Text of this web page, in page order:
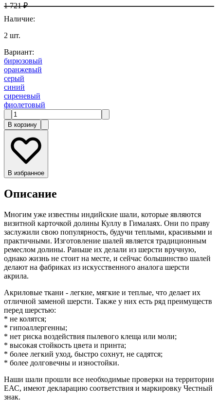
1 721 ₽
Наличие:
2 шт.
Вариант:
бирюзовый
оранжевый
серый
синий
сиреневый
фиолетовый
В корзину
В избранное
Описание
Многим уже известны индийские шали, которые являются
визитной карточкой долины Куллу в Гималаях. Они по праву
заслужили свою популярность, будучи теплыми, красивыми и
практичными. Изготовление шалей является традиционным
ремеслом долины. Раньше их делали из шерсти вручную,
однако жизнь не стоит на месте, и сейчас большинство шалей
делают на фабриках из искусственного аналога шерсти
акрила.
Акриловые ткани - легкие, мягкие и теплые, что делает их
отличной заменой шерсти. Также у них есть ряд преимуществ
перед шерстью:
* не колятся;
* гипоаллергенны;
* нет риска воздействия пылевого клеща или моли;
* высокая стойкость цвета и принта;
* более легкий уход, быстро сохнут, не садятся;
* более долговечны и изностойки.
Наши шали прошли все необходимые проверки на территории
ЕАС, имеют декларацию соответствия и маркировку Честный
знак.